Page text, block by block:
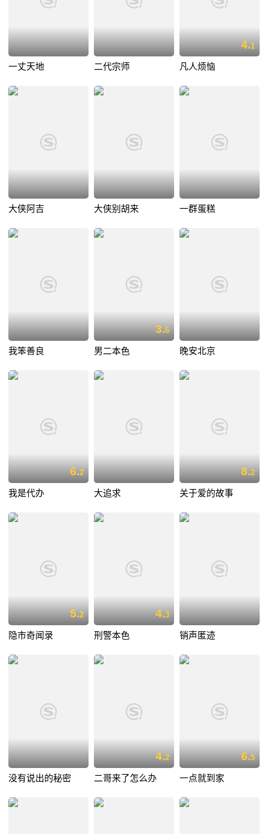
一丈天地 二代宗师
4.1
凡人烦恼
大侠阿吉 大侠别胡来 一群蛋糕
我笨善良
3.6
男二本色 晚安北京
6.2
我是代办 大追求
8.2
关于爱的故事
5.2
隐市奇闻录
4.3
刑警本色 销声匿迹
没有说出的秘密
4.2
二哥来了怎么办
6.5
一点就到家